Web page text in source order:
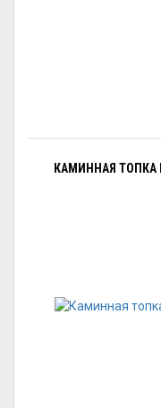
КАМИННАЯ ТОПКА